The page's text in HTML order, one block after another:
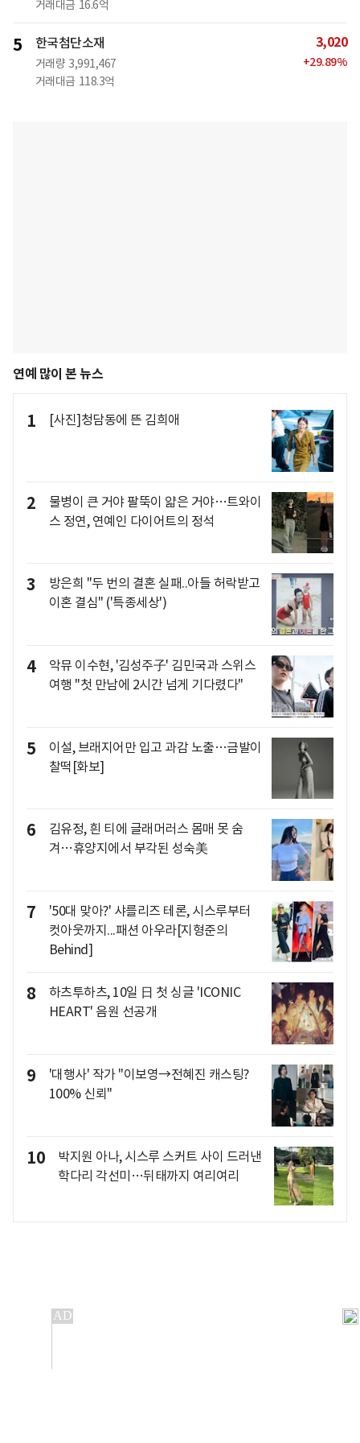
거래대금 16.6억
5 한국첨단소재
거래량 3,991,467
거래대금 118.3억
3,020
+29.89%
연예 많이 본 뉴스
1 [사진]청담동에 뜬 김희애
2
물병이 큰 거야 팔뚝이 얇은 거야…트와이
스 정연, 연예인 다이어트의 정석
3
방은희 "두 번의 결혼 실패..아들 허락받고
이혼 결심" ('특종세상')
4
악뮤 이수현, '김성주子' 김민국과 스위스
여행 "첫 만남에 2시간 넘게 기다렸다"
5
이설, 브래지어만 입고 과감 노출…금발이
찰떡[화보]
6
김유정, 흰 티에 글래머러스 몸매 못 숨
겨…휴양지에서 부각된 성숙美
7
'50대 맞아?' 샤를리즈 테론, 시스루부터
컷아웃까지...패션 아우라[지형준의
Behind]
8
하츠투하츠, 10일 日 첫 싱글 'ICONIC
HEART' 음원 선공개
9
'대행사' 작가 "이보영→전혜진 캐스팅?
100% 신뢰"
10
박지원 아나, 시스루 스커트 사이 드러낸
학다리 각선미…뒤태까지 여리여리